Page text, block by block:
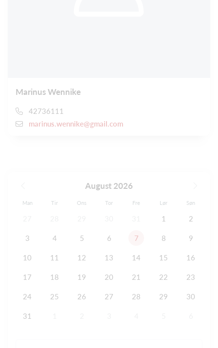
Marinus Wennike
42736111
marinus.wennike@gmail.com
August 2026
Man Tir Ons Tor Fre Lør Søn
1 2
3 4 5 6 7 8 9
10 11 12 13 14 15 16
17 18 19 20 21 22 23
24 25 26 27 28 29 30
31